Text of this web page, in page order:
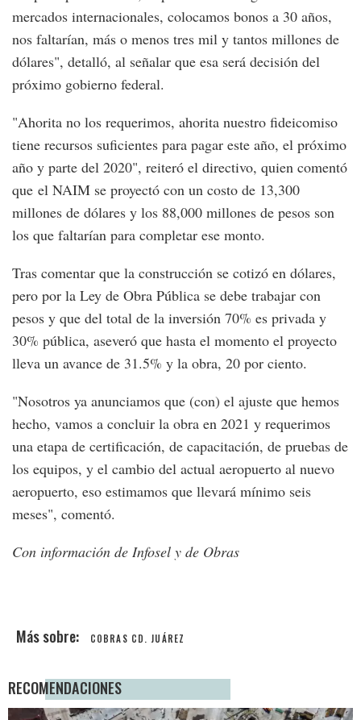
mercados internacionales, colocamos bonos a 30 años,
nos faltarían, más o menos tres mil y tantos millones de
dólares", detalló, al señalar que esa será decisión del
próximo gobierno federal.
"Ahorita no los requerimos, ahorita nuestro fideicomiso
tiene recursos suficientes para pagar este año, el próximo
año y parte del 2020", reiteró el directivo, quien comentó
que el NAIM se proyectó con un costo de 13,300
millones de dólares y los 88,000 millones de pesos son
los que faltarían para completar ese monto.
Tras comentar que la construcción se cotizó en dólares,
pero por la Ley de Obra Pública se debe trabajar con
pesos y que del total de la inversión 70% es privada y
30% pública, aseveró que hasta el momento el proyecto
lleva un avance de 31.5% y la obra, 20 por ciento.
"Nosotros ya anunciamos que (con) el ajuste que hemos
hecho, vamos a concluir la obra en 2021 y requerimos
una etapa de certificación, de capacitación, de pruebas de
los equipos, y el cambio del actual aeropuerto al nuevo
aeropuerto, eso estimamos que llevará mínimo seis
meses", comentó.
Con información de Infosel y de Obras
COBRAS CD. JUÁREZ
RECOMENDACIONES